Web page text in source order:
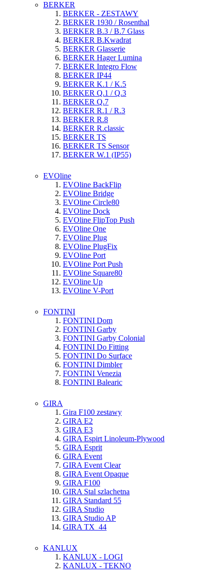
BERKER
BERKER - ZESTAWY
BERKER 1930 / Rosenthal
BERKER B.3 / B.7 Glass
BERKER B.Kwadrat
BERKER Glasserie
BERKER Hager Lumina
BERKER Integro Flow
BERKER IP44
BERKER K.1 / K.5
BERKER Q.1 / Q.3
BERKER Q.7
BERKER R.1 / R.3
BERKER R.8
BERKER R.classic
BERKER TS
BERKER TS Sensor
BERKER W.1 (IP55)
EVOline
EVOline BackFlip
EVOline Bridge
EVOline Circle80
EVOline Dock
EVOline FlipTop Push
EVOline One
EVOline Plug
EVOline PlugFix
EVOline Port
EVOline Port Push
EVOline Square80
EVOline Up
EVOline V-Port
FONTINI
FONTINI Dom
FONTINI Garby
FONTINI Garby Colonial
FONTINI Do Fitting
FONTINI Do Surface
FONTINI Dimbler
FONTINI Venezia
FONTINI Balearic
GIRA
Gira F100 zestawy
GIRA E2
GIRA E3
GIRA Espirt Linoleum-Plywood
GIRA Esprit
GIRA Event
GIRA Event Clear
GIRA Event Opaque
GIRA F100
GIRA Stal szlachetna
GIRA Standard 55
GIRA Studio
GIRA Studio AP
GIRA TX_44
KANLUX
KANLUX - LOGI
KANLUX - TEKNO